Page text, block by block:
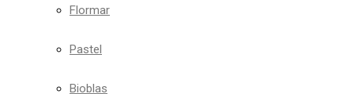
Flormar
Pastel
Bioblas